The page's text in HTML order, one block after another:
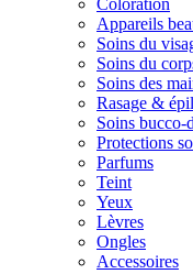
Coloration
Appareils
Soins du
Soins du
Soins des
Rasage &
Soins bucco-
Protections
Parfums
Teint
Yeux
Lèvres
Ongles
Accessoires